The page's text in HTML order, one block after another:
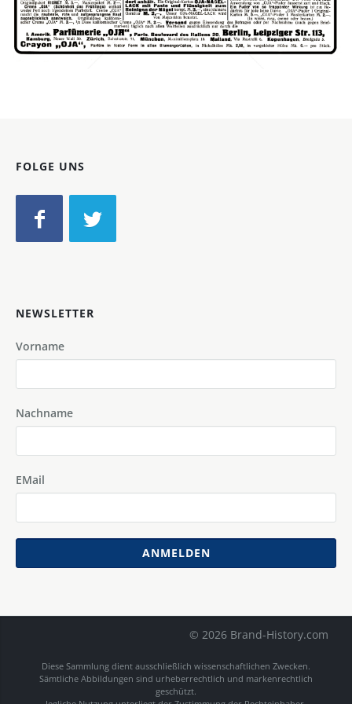
1911
Bild-ID: 42328
FOLGE UNS
NEWSLETTER
Vorname
Nachname
EMail
ANMELDEN
© 2026 Brand-History.com
Diese Sammlung dient ausschließlich wissenschaftlichen Zwecken.
Sämtliche Abbildungen sind urheberrechtlich und markenrechtlich
geschützt.